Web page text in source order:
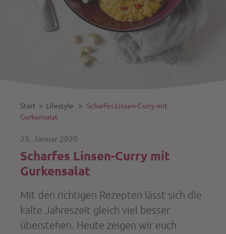
Start ˃ Lifestyle ˃ Scharfes Linsen-Curry mit
Gurkensalat
23. Januar 2020
Scharfes Linsen-Curry mit
Gurkensalat
Mit den richtigen Rezepten lässt sich die
kalte Jahreszeit gleich viel besser
überstehen. Heute zeigen wir euch